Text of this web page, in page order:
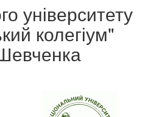
університету
колегіум"